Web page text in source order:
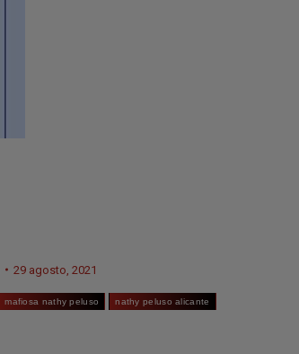
29 agosto, 2021
mafiosa nathy peluso nathy peluso alicante